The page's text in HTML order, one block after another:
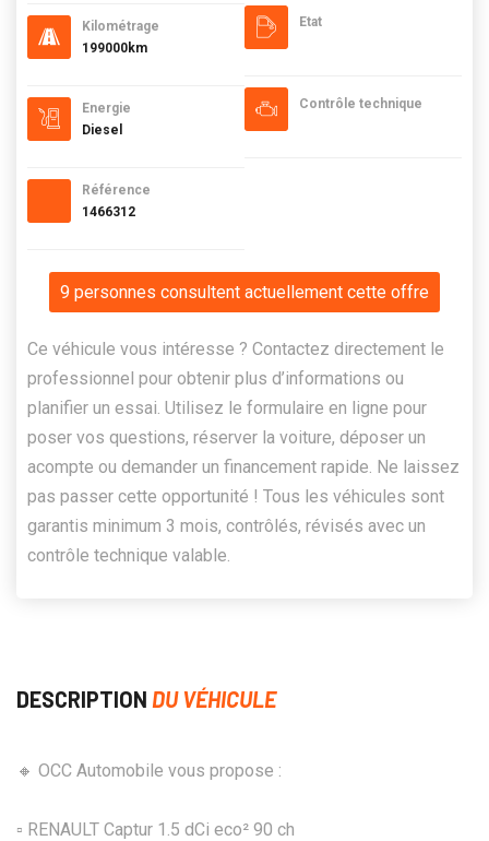
Kilométrage
199000km
Energie
Diesel
Référence
1466312
Etat
Contrôle technique
9 personnes consultent actuellement cette offre
Ce véhicule vous intéresse ? Contactez directement le
professionnel pour obtenir plus d’informations ou
planifier un essai. Utilisez le formulaire en ligne pour
poser vos questions, réserver la voiture, déposer un
acompte ou demander un financement rapide. Ne laissez
pas passer cette opportunité ! Tous les véhicules sont
garantis minimum 3 mois, contrôlés, révisés avec un
contrôle technique valable.
DESCRIPTION DU VÉHICULE
🔸 OCC Automobile vous propose :
▫️ RENAULT Captur 1.5 dCi eco² 90 ch